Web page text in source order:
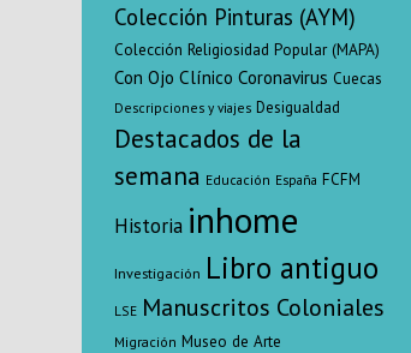
Colección Pinturas (AYM)
Colección Religiosidad Popular (MAPA)
Con Ojo Clínico Coronavirus Cuecas
Descripciones y viajes Desigualdad
Destacados de la
semana Educación España FCFM
Historia inhome
Investigación Libro antiguo
LSE Manuscritos Coloniales
Migración Museo de Arte